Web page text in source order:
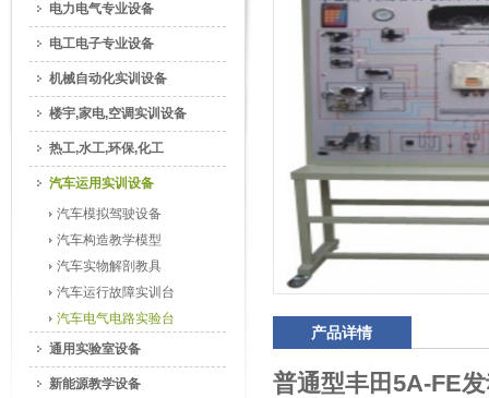
产品详情
普通型丰田5A-FE
电力电气专业设备
电工电子专业设备
机械自动化实训设备
楼宇,家电,空调实训设备
热工,水工,环保,化工
汽车运用实训设备
汽车模拟驾驶设备
汽车构造教学模型
汽车实物解剖教具
汽车运行故障实训台
汽车电气电路实验台
通用实验室设备
新能源教学设备